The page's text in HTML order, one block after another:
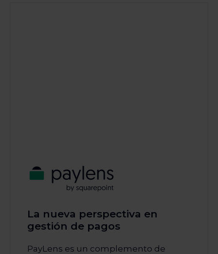
La nueva perspectiva en
gestión de pagos
PayLens es un complemento de